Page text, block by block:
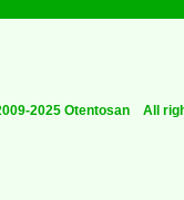
2025 Otentosan All